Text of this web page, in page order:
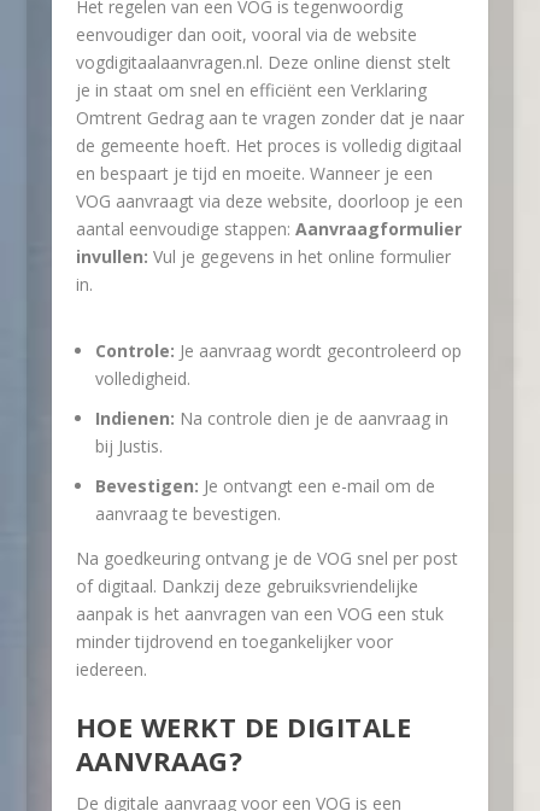
Het regelen van een VOG is tegenwoordig
eenvoudiger dan ooit, vooral via de website
vogdigitaalaanvragen.nl. Deze online dienst stelt
je in staat om snel en efficiënt een Verklaring
Omtrent Gedrag aan te vragen zonder dat je naar
de gemeente hoeft. Het proces is volledig digitaal
en bespaart je tijd en moeite. Wanneer je een
VOG aanvraagt via deze website, doorloop je een
aantal eenvoudige stappen: Aanvraagformulier
invullen: Vul je gegevens in het online formulier
in.
Controle: Je aanvraag wordt gecontroleerd op
volledigheid.
Indienen: Na controle dien je de aanvraag in
bij Justis.
Bevestigen: Je ontvangt een e-mail om de
aanvraag te bevestigen.
Na goedkeuring ontvang je de VOG snel per post
of digitaal. Dankzij deze gebruiksvriendelijke
aanpak is het aanvragen van een VOG een stuk
minder tijdrovend en toegankelijker voor
iedereen.
HOE WERKT DE DIGITALE
AANVRAAG?
De digitale aanvraag voor een VOG is een